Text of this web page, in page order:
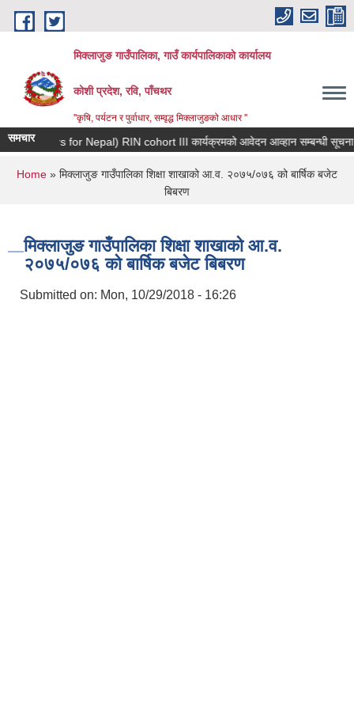
Skip to main content
मिक्लाजुङ गाउँपालिका, गाउँ कार्यपालिकाकाे कार्यालय
कोशी प्रदेश, रवि, पाँचथर
''कृषि, पर्यटन र पुर्वाधार, सम्वृद्ध मिक्लाजुङको आधार ''
समचार Returnee Innovators for Nepal) RIN cohort III कार्यक्रमको आवेदन
You are here
Home » मिक्लाजुङ गाउँपालिका शिक्षा शाखाको आ.व. २०७५/०७६ को बार्षिक बजेट
बिबरण
मिक्लाजुङ गाउँपालिका शिक्षा शाखाको आ.व.
२०७५/०७६ को बार्षिक बजेट बिबरण
Submitted on: Mon, 10/29/2018 - 16:26